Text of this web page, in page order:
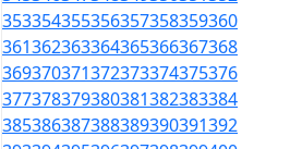
353354355356357358359360
361362363364365366367368
369370371372373374375376
377378379380381382383384
385386387388389390391392